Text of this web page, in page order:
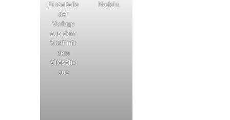
Einzelteile
der
Vorlage
aus dem
Stoff mit
dem
Vliesofix
aus
Nadeln.